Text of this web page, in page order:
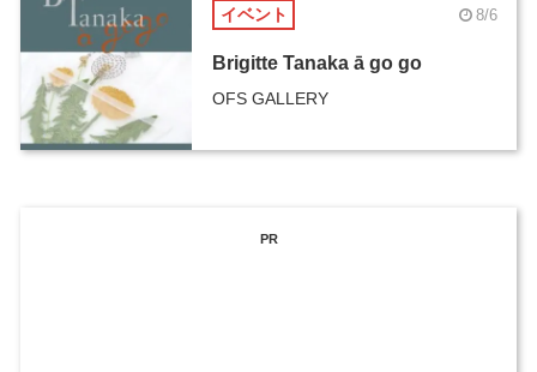
イベント 8/6
Brigitte Tanaka ā go go
OFS GALLERY
PR